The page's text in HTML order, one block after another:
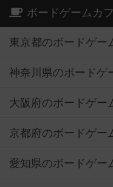
ボードゲームカ
東京都のボードゲー
神奈川県のボードゲ
大阪府のボードゲー
京都府のボードゲー
愛知県のボードゲー